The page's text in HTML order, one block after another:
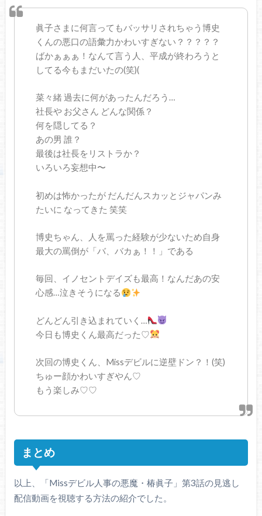
眞子さまに何言ってもバッサリされちゃう博史
くんの悪口の語彙力かわいすぎない？？？？？
ばかぁぁぁ！なんて言う人、平成が終わろうと
してる今もまだいたの(笑)(
菜々緒 過去に何があったんだろう…
社長や お父さん どんな関係？
何を隠してる？
あの男 誰？
最後は社長をリストラか？
いろいろ妄想中〜
初めは怖かったが だんだんスカッとジャパンみ
たいに なってきた 笑笑
博史ちゃん、人を罵った経験が少ないため自身
最大の罵倒が「バ、バカぁ！！」である
毎回、イノセントデイズも最高！なんだあの安
心感…泣きそうになる
どんどん引き込まれていく…
今日も博史くん最高だった♡
次回の博史くん、Missデビルに逆壁ドン？！(笑)
ちゅー顔かわいすぎやん♡
もう楽しみ♡♡
まとめ
以上、「Missデビル人事の悪魔・椿眞子」第3話の見逃し
配信動画を視聴する方法の紹介でした。